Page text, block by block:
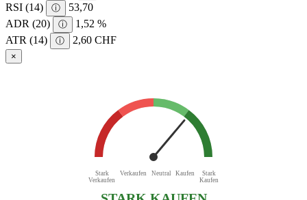
RSI (14)
ⓘ
53,70
ADR (20)
ⓘ
1,52 %
ATR (14)
ⓘ 2,60 CHF
×
Stark
Verkaufen
Verkaufen Neutral Kaufen
Stark
Kaufen